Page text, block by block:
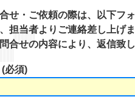
せ・ご依頼の際は、以下フ
担当者よりご連絡差し上げま
合せの内容により、返信致
必須)